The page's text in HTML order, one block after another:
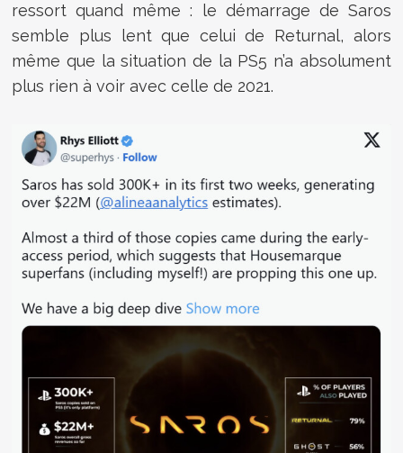
ressort quand même : le démarrage de Saros
semble plus lent que celui de Returnal, alors
même que la situation de la PS5 n’a absolument
plus rien à voir avec celle de 2021.